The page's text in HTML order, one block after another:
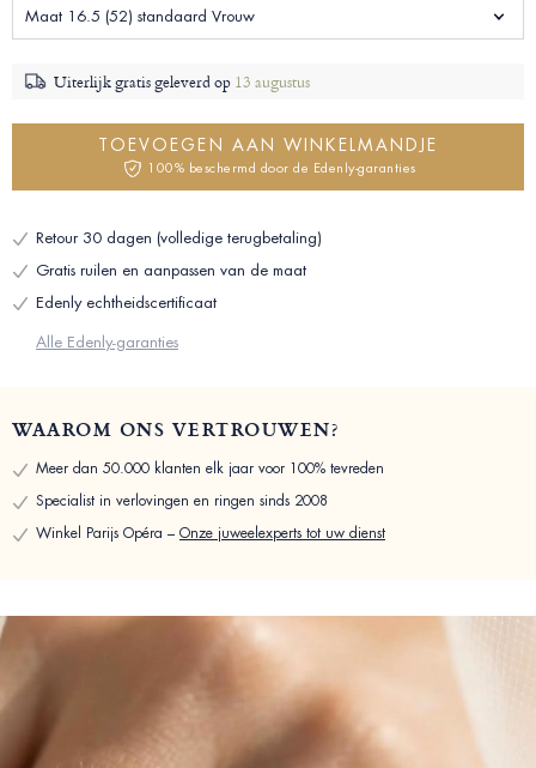
Maat 16.5 (52) standaard Vrouw
Uiterlijk gratis geleverd op 13 augustus
TOEVOEGEN AAN WINKELMANDJE
100% beschermd door de Edenly-garanties
Retour 30 dagen (volledige terugbetaling)
Gratis ruilen en aanpassen van de maat
Edenly echtheidscertificaat
Alle Edenly-garanties
WAAROM ONS VERTROUWEN?
Meer dan 50.000 klanten elk jaar voor 100% tevreden
Specialist in verlovingen en ringen sinds 2008
Winkel Parijs Opéra – Onze juweelexperts tot uw dienst